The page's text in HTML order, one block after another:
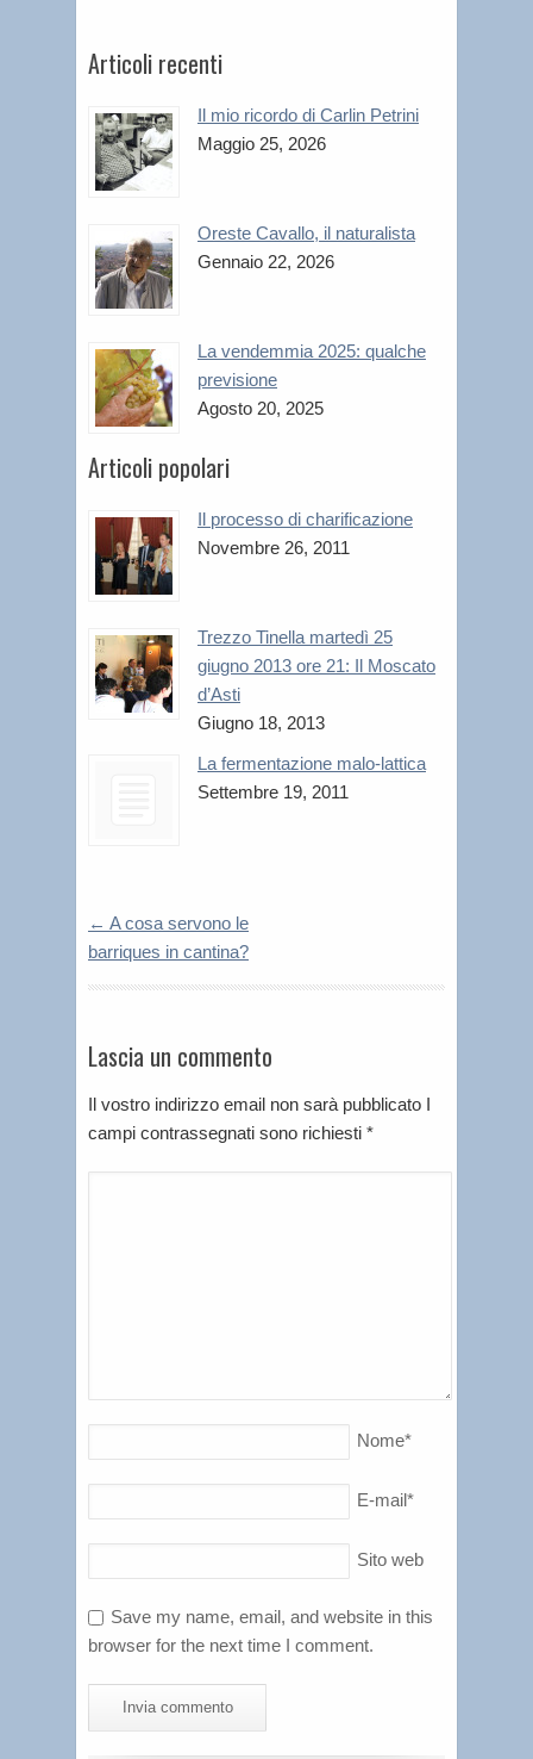
Articoli recenti
Il mio ricordo di Carlin Petrini
Maggio 25, 2026
Oreste Cavallo, il naturalista
Gennaio 22, 2026
La vendemmia 2025: qualche
previsione
Agosto 20, 2025
Articoli popolari
Il processo di charificazione
Novembre 26, 2011
Trezzo Tinella martedì 25
giugno 2013 ore 21: Il Moscato
d’Asti
Giugno 18, 2013
La fermentazione malo-lattica
Settembre 19, 2011
← A cosa servono le
barriques in cantina?
Lascia un commento
Il vostro indirizzo email non sarà pubblicato I
campi contrassegnati sono richiesti *
Nome*
E-mail*
Sito web
Save my name, email, and website in this
browser for the next time I comment.